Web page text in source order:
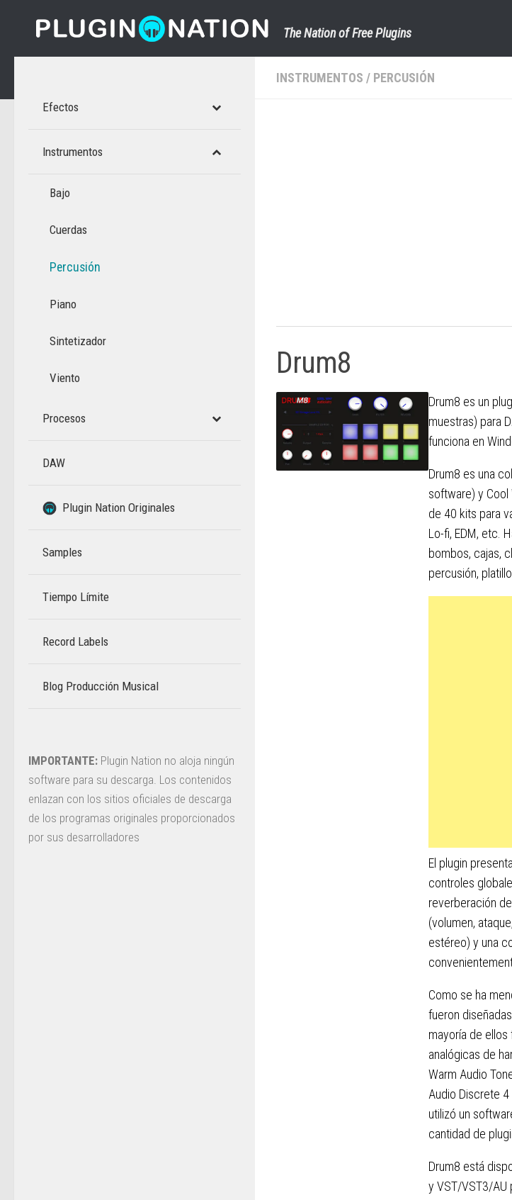
Saltar al contenido
The Nation of Free Plugins
INSTRUMENTOS / PERCUSIÓN
Drum8
Drum8 es un
muestras) para
funciona en
Drum8 es una
software) y Cool
de 40 kits para
Lo-fi, EDM, etc.
bombos, cajas,
percusión,
El plugin
controles
reverberación
(volumen,
estéreo) y una
Como se ha
fueron
mayoría de
analógicas de
Warm Audio
Audio Discrete
utilizó un
cantidad de
Drum8 está
y VST/VST3/AU
Efectos
Instrumentos
Bajo
Cuerdas
Percusión
Piano
Sintetizador
Viento
Procesos
DAW
Plugin Nation Originales
–
Samples
Tiempo Límite
–
Record Labels
Blog Producción Musical
–
IMPORTANTE: Plugin Nation no aloja ningún
software para su descarga. Los contenidos
enlazan con los sitios oficiales de descarga
de los programas originales proporcionados
por sus desarrolladores